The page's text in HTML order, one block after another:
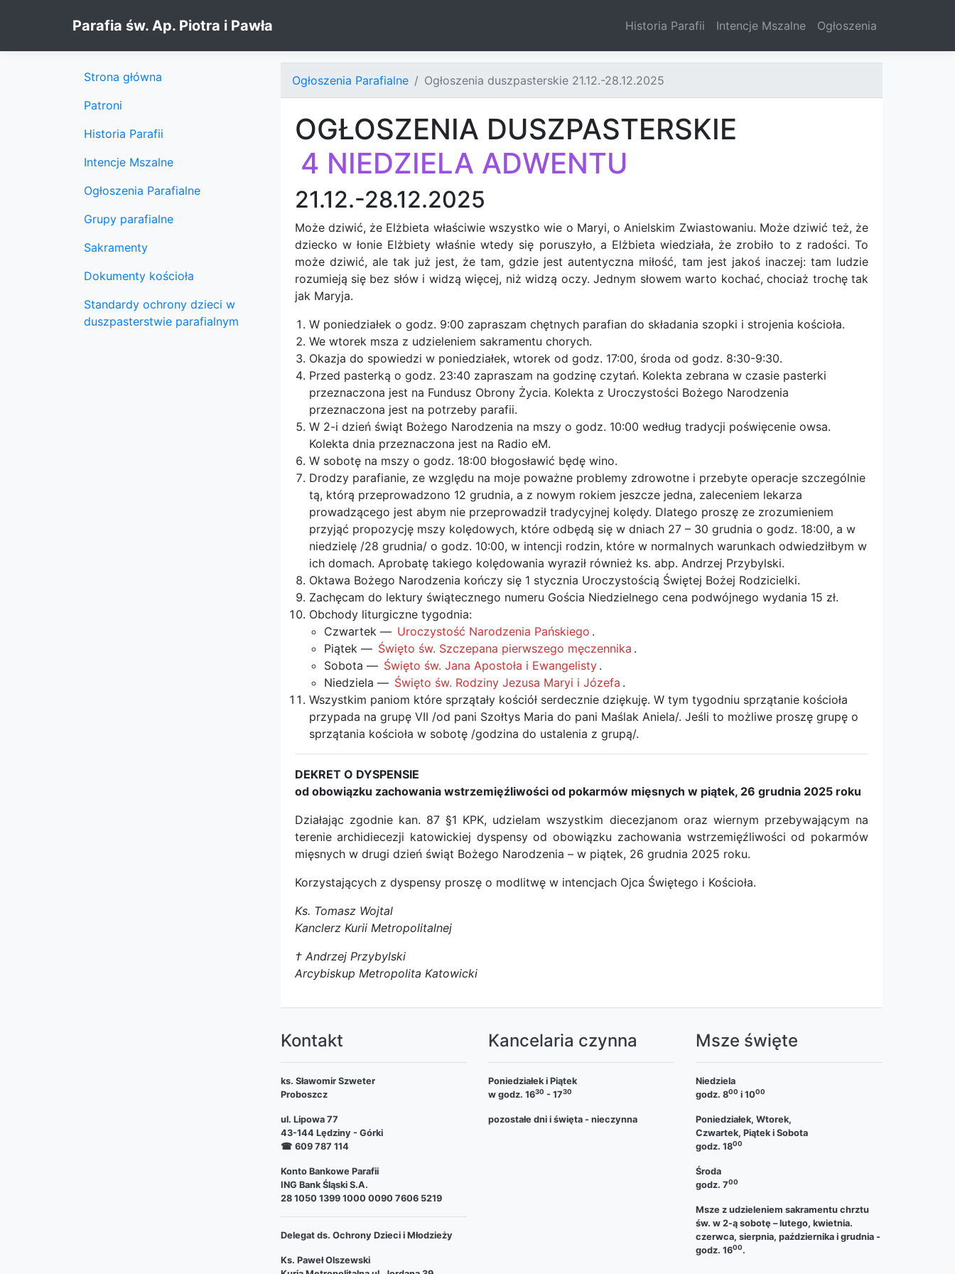
Parafia św. Ap. Piotra i Pawła Historia Parafii Intencje Mszalne Ogłoszenia
Ogłoszenia Parafialne Ogłoszenia duszpasterskie 21.12.-28.12.2025
OGŁOSZENIA DUSZPASTERSKIE
4 NIEDZIELA ADWENTU
21.12.-28.12.2025
Może dziwić, że Elżbieta właściwie wszystko wie o Maryi, o Anielskim Zwiastowaniu. Może dziwić też, że
dziecko w łonie Elżbiety właśnie wtedy się poruszyło, a Elżbieta wiedziała, że zrobiło to z radości. To
może dziwić, ale tak już jest, że tam, gdzie jest autentyczna miłość, tam jest jakoś inaczej: tam ludzie
rozumieją się bez słów i widzą więcej, niż widzą oczy. Jednym słowem warto kochać, chociaż trochę tak
jak Maryja.
W poniedziałek o godz. 9:00 zapraszam chętnych parafian do składania szopki i strojenia kościoła.
We wtorek msza z udzieleniem sakramentu chorych.
Okazja do spowiedzi w poniedziałek, wtorek od godz. 17:00, środa od godz. 8:30-9:30.
Przed pasterką o godz. 23:40 zapraszam na godzinę czytań. Kolekta zebrana w czasie pasterki
przeznaczona jest na Fundusz Obrony Życia. Kolekta z Uroczystości Bożego Narodzenia
przeznaczona jest na potrzeby parafii.
W 2-i dzień świąt Bożego Narodzenia na mszy o godz. 10:00 według tradycji poświęcenie owsa.
Kolekta dnia przeznaczona jest na Radio eM.
W sobotę na mszy o godz. 18:00 błogosławić będę wino.
Drodzy parafianie, ze względu na moje poważne problemy zdrowotne i przebyte operacje szczególnie
tą, którą przeprowadzono 12 grudnia, a z nowym rokiem jeszcze jedna, zaleceniem lekarza
prowadzącego jest abym nie przeprowadził tradycyjnej kolędy. Dlatego proszę ze zrozumieniem
przyjąć propozycję mszy kolędowych, które odbędą się w dniach 27 – 30 grudnia o godz. 18:00, a w
niedzielę /28 grudnia/ o godz. 10:00, w intencji rodzin, które w normalnych warunkach odwiedziłbym w
ich domach. Aprobatę takiego kolędowania wyraził również ks. abp. Andrzej Przybylski.
Oktawa Bożego Narodzenia kończy się 1 stycznia Uroczystością Świętej Bożej Rodzicielki.
Zachęcam do lektury świątecznego numeru Gościa Niedzielnego cena podwójnego wydania 15 zł.
Obchody liturgiczne tygodnia:
Czwartek — Uroczystość Narodzenia Pańskiego .
Piątek — Święto św. Szczepana pierwszego męczennika .
Sobota — Święto św. Jana Apostoła i Ewangelisty .
Niedziela — Święto św. Rodziny Jezusa Maryi i Józefa .
Wszystkim paniom które sprzątały kościół serdecznie dziękuję. W tym tygodniu sprzątanie kościoła
przypada na grupę VII /od pani Szołtys Maria do pani Maślak Aniela/. Jeśli to możliwe proszę grupę o
sprzątania kościoła w sobotę /godzina do ustalenia z grupą/.
DEKRET O DYSPENSIE
od obowiązku zachowania wstrzemięźliwości od pokarmów mięsnych w piątek, 26 grudnia 2025 roku
Działając zgodnie kan. 87 §1 KPK, udzielam wszystkim diecezjanom oraz wiernym przebywającym na
terenie archidiecezji katowickiej dyspensy od obowiązku zachowania wstrzemięźliwości od pokarmów
mięsnych w drugi dzień świąt Bożego Narodzenia – w piątek, 26 grudnia 2025 roku.
Korzystających z dyspensy proszę o modlitwę w intencjach Ojca Świętego i Kościoła.
Ks. Tomasz Wojtal
Kanclerz Kurii Metropolitalnej
† Andrzej Przybylski
Arcybiskup Metropolita Katowicki
Strona główna
Patroni
Historia Parafii
Intencje Mszalne
Ogłoszenia Parafialne
Grupy parafialne
Sakramenty
Dokumenty kościoła
Standardy ochrony dzieci w
duszpasterstwie parafialnym
Kontakt
ks. Sławomir Szweter
Proboszcz
ul. Lipowa 77
43-144 Lędziny - Górki
☎ 609 787 114
Konto Bankowe Parafii
ING Bank Śląski S.A.
28 1050 1399 1000 0090 7606 5219
Delegat ds. Ochrony Dzieci i Młodzieży
Ks. Paweł Olszewski
Kancelaria czynna
Poniedziałek i Piątek
w godz. 1630 - 1730
pozostałe dni i święta - nieczynna
Msze święte
Niedziela
godz. 800 i 1000
Poniedziałek, Wtorek,
Czwartek, Piątek i Sobota
godz. 1800
Środa
godz. 700
Msze z udzieleniem sakramentu chrztu
św. w 2-ą sobotę – lutego, kwietnia.
czerwca, sierpnia, października i grudnia -
godz. 1600.